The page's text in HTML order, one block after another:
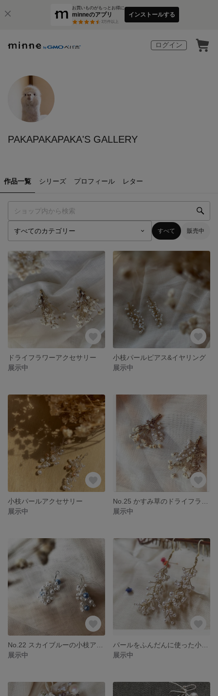
お買いものがもっとお得に
minneのアプリ
3万件以上
インストールする
ログイン
PAKAPAKAPAKA'S GALLERY
作品一覧 シリーズ プロフィール レター
すべて 販売中
ドライフラワーアクセサリー
展示中
小枝パールピアス&イヤリング
展示中
小枝パールアクセサリー
展示中
展示中
展示中
展示中